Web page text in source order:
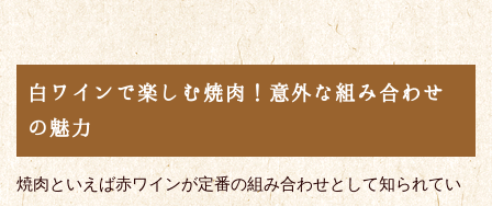
白ワインで楽しむ焼肉！意外な組み合わせ
の魅力
焼肉といえば赤ワインが定番の組み合わせとして知られてい